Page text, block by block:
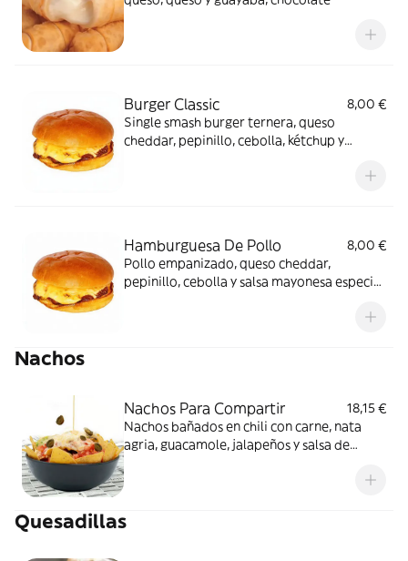
Burger Classic
8,00 €
Single smash burger ternera, queso
cheddar, pepinillo, cebolla, kétchup y
Hamburguesa De Pollo
8,00 €
Pollo empanizado, queso cheddar,
pepinillo, cebolla y salsa mayonesa especial
Nachos
Nachos Para Compartir
18,15 €
Nachos bañados en chili con carne, nata
agria, guacamole, jalapeños y salsa de
Quesadillas